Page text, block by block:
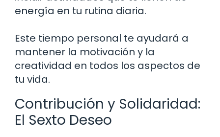
energía en tu rutina diaria.
Este tiempo personal te ayudará a
mantener la motivación y la
creatividad en todos los aspectos de
tu vida.
Contribución y Solidaridad:
El Sexto Deseo